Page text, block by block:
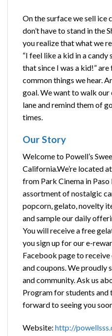
On the surface we sell ice
don’t have to stand in the
you realize that what we
“I feel like a kid in a candy
that since I was a kid!”
common things we hear.
goal. We want to walk
lane and remind them of
times.
Our Story
Welcome to Powell’s
California.We’re located
from Park Cinema in
assortment of nostalgic
popcorn, gelato, novelty
and sample our daily
You will receive a free
you sign up for our e-
Facebook page to
and coupons. We proudly
and community. Ask us
Program for students and
forward to seeing you
Website: http://